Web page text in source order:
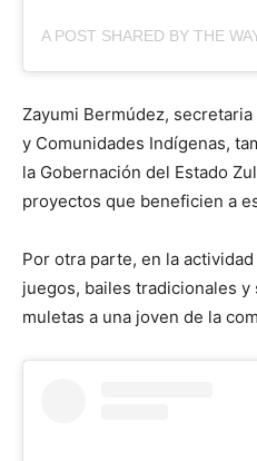
Zayumi Bermúdez,
y Comunidades Indígenas,
la Gobernación del Estado
proyectos que beneficien a
Por otra parte, en la
juegos, bailes tradicionales y
muletas a una joven de la